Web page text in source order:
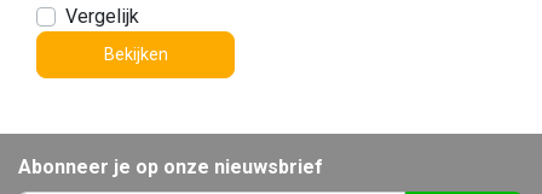
Vergelijk
Bekijken
Abonneer je op onze nieuwsbrief